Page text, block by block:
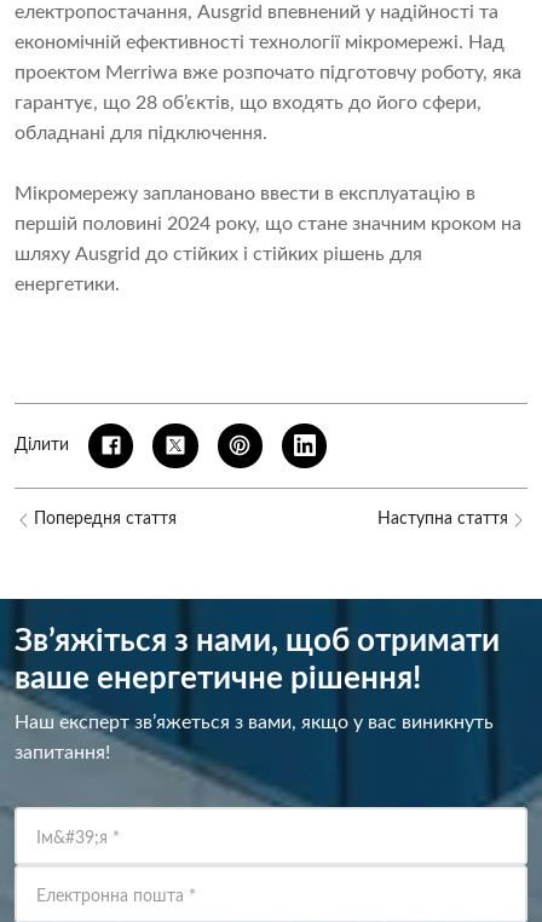
електропостачання, Ausgrid впевнений у надійності та
економічній ефективності технології мікромережі. Над
проектом Merriwa вже розпочато підготовчу роботу, яка
гарантує, що 28 об’єктів, що входять до його сфери,
обладнані для підключення.
Мікромережу заплановано ввести в експлуатацію в
першій половині 2024 року, що стане значним кроком на
шляху Ausgrid до стійких і стійких рішень для
енергетики.
Ділити
Попередня стаття Наступна стаття
Зв’яжіться з нами, щоб отримати
ваше енергетичне рішення!
Наш експерт зв’яжеться з вами, якщо у вас виникнуть
запитання!
Ім&#39;я *
Електронна пошта *